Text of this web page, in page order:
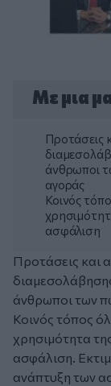
Με μια
Προτάσεις
άνθρωποι
αγοράς
Κοινός
ασφάλιση
Προτάσεις και
άνθρωποι των
Κοινός τόπος
χρησιμότητα
ασφάλιση.
ανάπτυξη των